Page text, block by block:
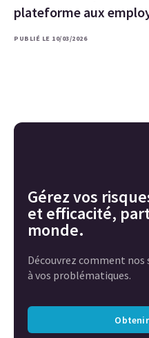
plateforme aux
PUBLIÉ LE 10/03/2026
Gérez vos
et efficacité,
monde.
Découvrez comment
à vos problématiques.